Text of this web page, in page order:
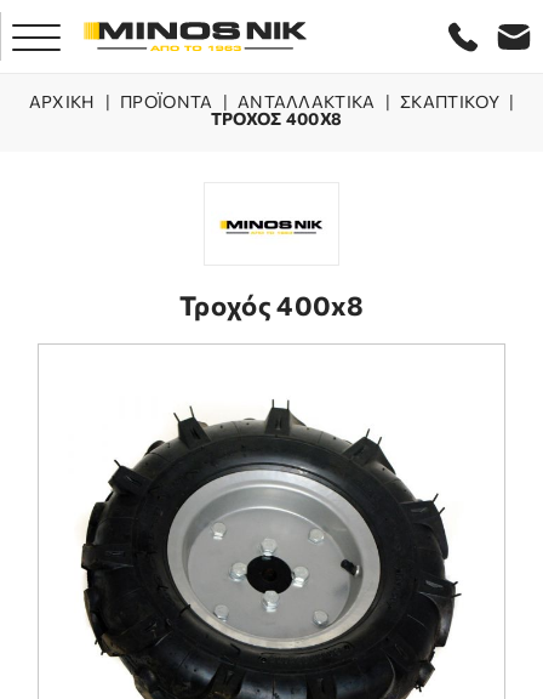
ΕΠΙΚΟΙΝΩΝΙΑ
ΣΥΧΝΕΣ ΕΡΩΤΗΣΕΙΣ
ΤΕΧΝΙΚΗ ΥΠΟΣΤΗΡΙΞΗ
ΑΡΧΙΚΗ | ΠΡΟΪΌΝΤΑ | ΑΝΤΑΛΛΑΚΤΙΚΑ | ΣΚΑΠΤΙΚΟΥ |
ΤΡΟΧΟΣ 400X8
Τροχός 400x8